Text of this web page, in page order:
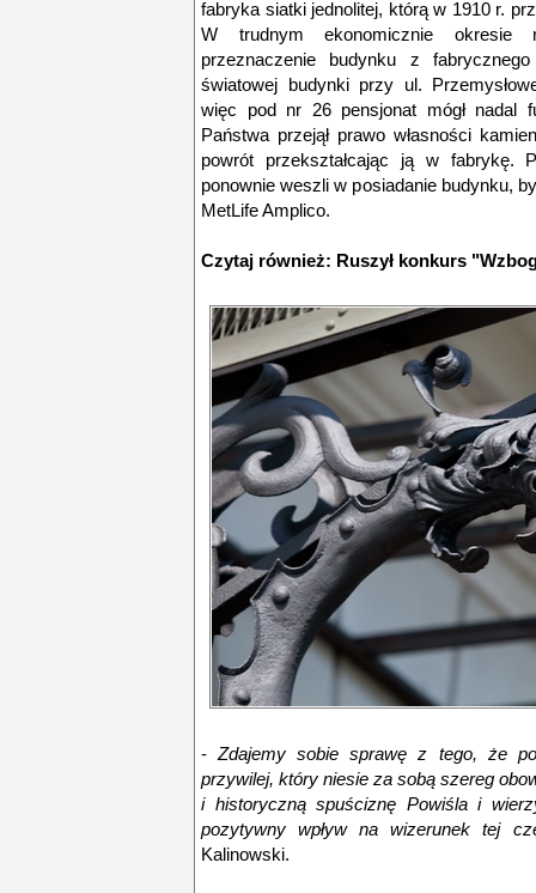
fabryka siatki jednolitej, którą w 1910 r.
W trudnym ekonomicznie okresie
przeznaczenie budynku z
światowej budynki przy ul.
więc pod nr 26 pensjonat mógł nadal
Państwa przejął prawo własności
powrót przekształcając ją w fabrykę.
ponownie weszli w posiadanie budynku,
MetLife Amplico.
Czytaj również: Ruszył konkurs
-Zdajemy sobie sprawę z tego, że
przywilej, który niesie za sobą szereg
i historyczną spuściznę Powiśla i
pozytywny wpływ na wizerunek tej
Kalinowski.